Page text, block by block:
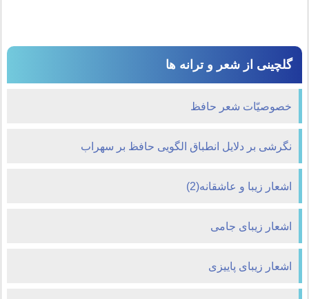
گلچینی از شعر و ترانه ها
خصوصيّات شعر حافظ
نگرشى بر دلایل انطباق‏ الگویى حافظ بر سهراب
اشعار زیبا و عاشقانه(2)
اشعار زیبای جامی
اشعار زیبای پاییزی